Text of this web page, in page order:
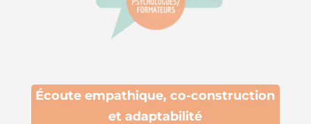
Écoute empathique,co-construction
et adaptabilité